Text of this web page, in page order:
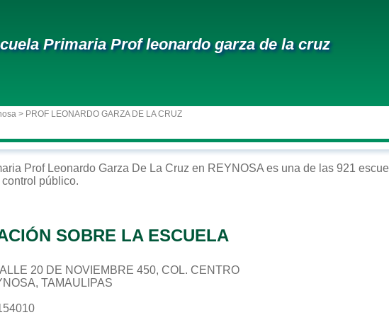
Primaria Prof leonardo garza de la cruz
> PROF LEONARDO GARZA DE LA CRUZ
Prof Leonardo Garza De La Cruz en REYNOSA es una de las 921
público.
SOBRE LA ESCUELA
20 DE NOVIEMBRE 450, COL. CENTRO
TAMAULIPAS